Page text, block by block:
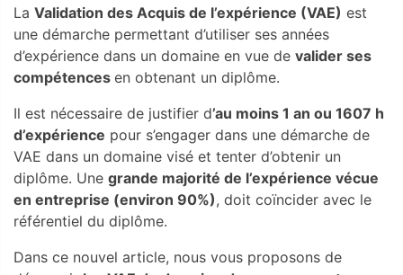
La Validation des Acquis de l’expérience (VAE) est
une démarche permettant d’utiliser ses années
d’expérience dans un domaine en vue de valider ses
compétences en obtenant un diplôme.
Il est nécessaire de justifier d’au moins 1 an ou 1607 h
d’expérience pour s’engager dans une démarche de
VAE dans un domaine visé et tenter d’obtenir un
diplôme. Une grande majorité de l’expérience vécue
en entreprise (environ 90%), doit coïncider avec le
référentiel du diplôme.
Dans ce nouvel article, nous vous proposons de